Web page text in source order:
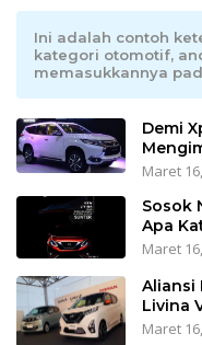
Ini adalah contoh
kategori otomotif,
memasukkannya
Demi
Maret
Sosok
Apa
Maret
Aliansi
Livina
Maret